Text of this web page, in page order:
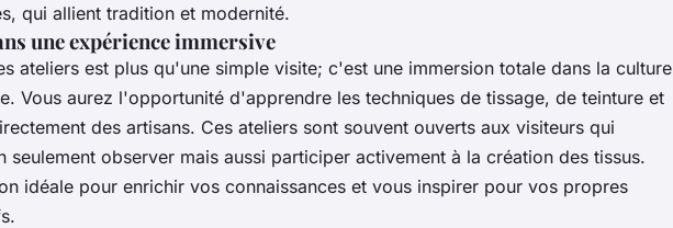
qui allient tradition et modernité.
une expérience immersive
ateliers est plus qu'une simple visite; c'est une immersion totale dans la culture
Vous aurez l'opportunité d'apprendre les techniques de tissage, de teinture et
des artisans. Ces ateliers sont souvent ouverts aux visiteurs qui
seulement observer mais aussi participer activement à la création des tissus.
idéale pour enrichir vos connaissances et vous inspirer pour vos propres